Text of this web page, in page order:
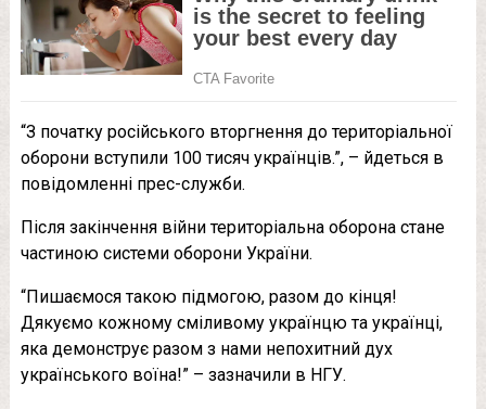
“З початку російського вторгнення до територіальної
оборони вступили 100 тисяч українців.”, – йдеться в
повідомленні прес-служби.
Після закінчення війни територіальна оборона стане
частиною системи оборони України.
“Пишаємося такою підмогою, разом до кінця!
Дякуємо кожному сміливому українцю та українці,
яка демонструє разом з нами непохитний дух
українського воїна!” – зазначили в НГУ.